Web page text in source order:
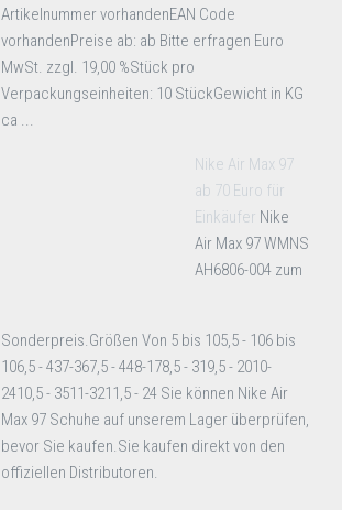
Artikelnummer vorhandenEAN Code
vorhandenPreise ab: ab Bitte erfragen Euro
MwSt. zzgl. 19,00 %Stück pro
Verpackungseinheiten: 10 StückGewicht in KG
ca ...
Nike Air Max 97
ab 70 Euro für
Einkäufer Nike
Air Max 97 WMNS
AH6806-004 zum
Sonderpreis.Größen Von 5 bis 105,5 - 106 bis
106,5 - 437-367,5 - 448-178,5 - 319,5 - 2010-
2410,5 - 3511-3211,5 - 24 Sie können Nike Air
Max 97 Schuhe auf unserem Lager überprüfen,
bevor Sie kaufen.Sie kaufen direkt von den
offiziellen Distributoren.